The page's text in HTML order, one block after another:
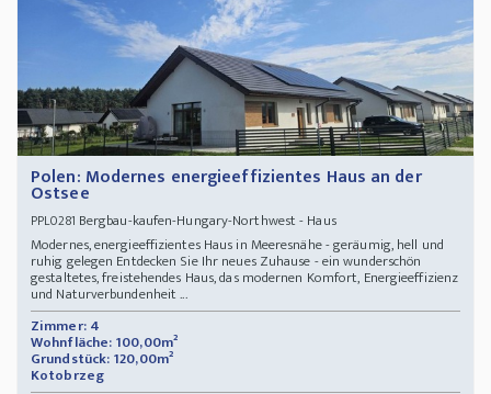
Polen: Modernes energieeffizientes Haus an der
Ostsee
PPL0281 Bergbau-kaufen-Hungary-Northwest - Haus
Modernes, energieeffizientes Haus in Meeresnähe - geräumig, hell und
ruhig gelegen Entdecken Sie Ihr neues Zuhause - ein wunderschön
gestaltetes, freistehendes Haus, das modernen Komfort, Energieeffizienz
und Naturverbundenheit ...
Zimmer: 4
Wohnfläche: 100,00m²
Grundstück: 120,00m²
Kotobrzeg